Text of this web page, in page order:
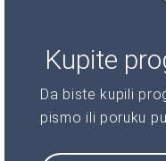
Kupite
Da biste kupili
pismo ili poruku